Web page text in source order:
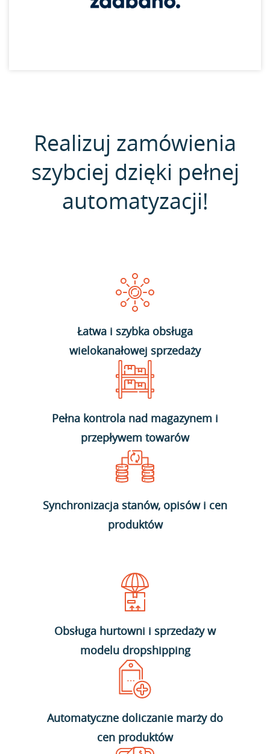
Realizuj zamówienia
szybciej dzięki pełnej
automatyzacji!
Łatwa i szybka obsługa
wielokanałowej sprzedaży
Pełna kontrola nad magazynem i
przepływem towarów
Synchronizacja stanów, opisów i cen
produktów
Obsługa hurtowni i sprzedaży w
modelu dropshipping
Automatyczne doliczanie marży do
cen produktów